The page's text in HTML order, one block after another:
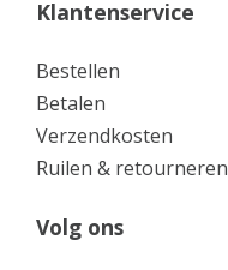
Klantenservice
Bestellen
Betalen
Verzendkosten
Ruilen & retourneren
Volg ons